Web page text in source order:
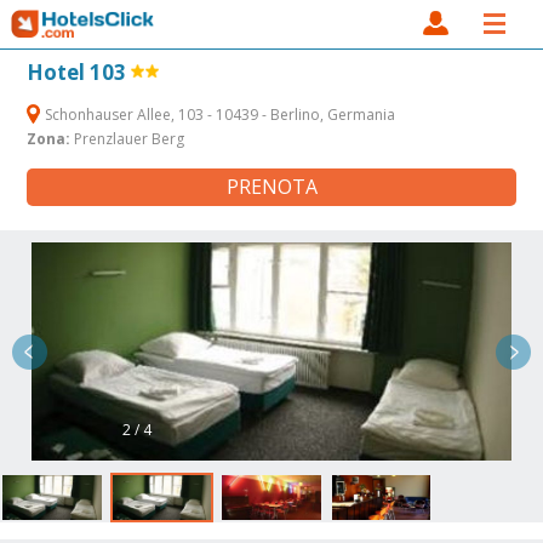
Hotel 103
Schonhauser Allee, 103 - 10439 - Berlino, Germania
Zona: Prenzlauer Berg
PRENOTA
2 / 4